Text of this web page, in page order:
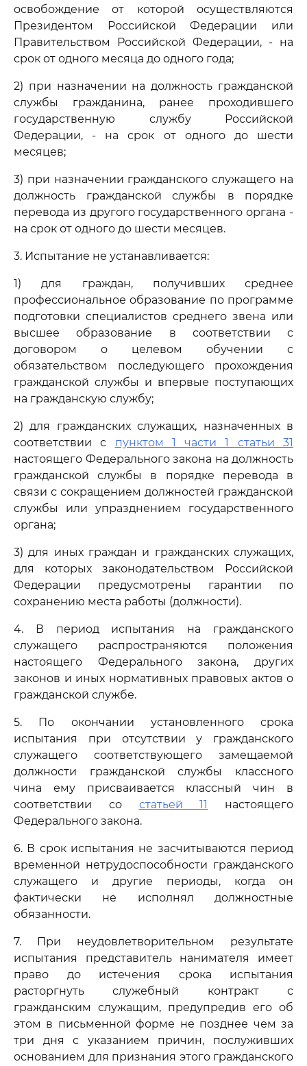
освобождение от которой осуществляются
Президентом Российской Федерации или
Правительством Российской Федерации, - на
срок от одного месяца до одного года;
2) при назначении на должность гражданской
службы гражданина, ранее проходившего
государственную службу Российской
Федерации, - на срок от одного до шести
месяцев;
3) при назначении гражданского служащего на
должность гражданской службы в порядке
перевода из другого государственного органа -
на срок от одного до шести месяцев.
3. Испытание не устанавливается:
1) для граждан, получивших среднее
профессиональное образование по программе
подготовки специалистов среднего звена или
высшее образование в соответствии с
договором о целевом обучении с
обязательством последующего прохождения
гражданской службы и впервые поступающих
на гражданскую службу;
2) для гражданских служащих, назначенных в
соответствии с пунктом 1 части 1 статьи 31
настоящего Федерального закона на должность
гражданской службы в порядке перевода в
связи с сокращением должностей гражданской
службы или упразднением государственного
органа;
3) для иных граждан и гражданских служащих,
для которых законодательством Российской
Федерации предусмотрены гарантии по
сохранению места работы (должности).
4. В период испытания на гражданского
служащего распространяются положения
настоящего Федерального закона, других
законов и иных нормативных правовых актов о
гражданской службе.
5. По окончании установленного срока
испытания при отсутствии у гражданского
служащего соответствующего замещаемой
должности гражданской службы классного
чина ему присваивается классный чин в
соответствии со статьей 11
настоящего
Федерального закона.
6. В срок испытания не засчитываются период
временной нетрудоспособности гражданского
служащего и другие периоды, когда он
фактически не исполнял должностные
обязанности.
7. При неудовлетворительном результате
испытания представитель нанимателя имеет
право до истечения срока испытания
расторгнуть служебный контракт с
гражданским служащим, предупредив его об
этом в письменной форме не позднее чем за
три дня с указанием причин, послуживших
основанием для признания этого гражданского